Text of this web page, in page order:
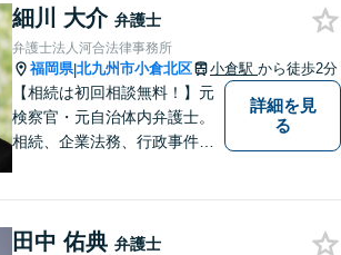
のご相談はお任せください
【夜間・休日対応可】M&A、
株式発行も対応【小倉駅3分】
細川 大介 弁護士
弁護士法人河合法律事務所
福岡県|北九州市小倉北区 小倉駅 から徒歩2分
【相続は初回相談無料！】元
検察官・元自治体内弁護士。
相続、企業法務、行政事件、
詳細を見
る
田中 佑典 弁護士